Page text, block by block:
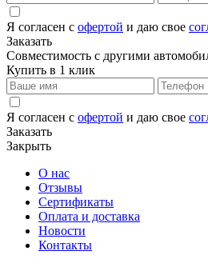
Я согласен с офертой и даю свое
Заказать
Совместимость с другими
Купить в 1 клик
Я согласен с офертой и даю свое
Заказать
Закрыть
О нас
Отзывы
Сертификаты
Оплата и доставка
Новости
Контакты